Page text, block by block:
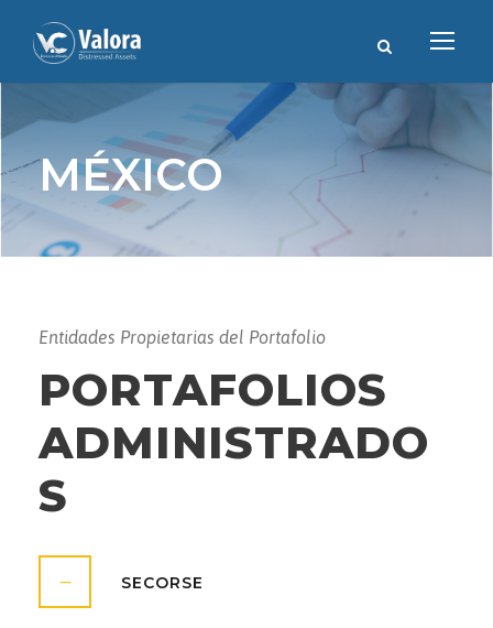
MÉXICO
Entidades Propietarias del Portafolio
PORTAFOLIOS
ADMINISTRADO
S
SECORSE